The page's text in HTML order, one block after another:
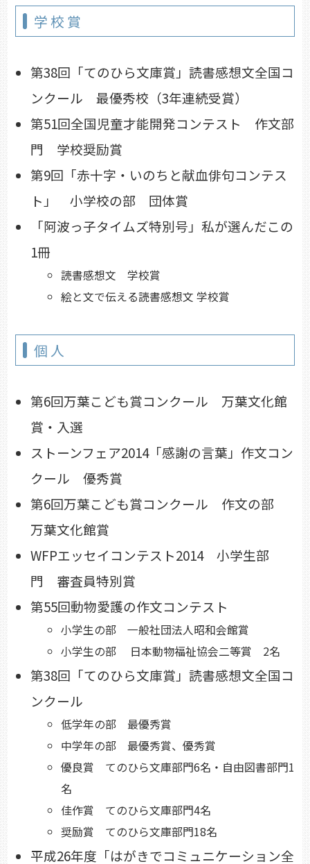
学校賞
第38回「てのひら文庫賞」読書感想文全国コ
ンクール 最優秀校（3年連続受賞）
第51回全国児童才能開発コンテスト 作文部
門 学校奨励賞
第9回「赤十字・いのちと献血俳句コンテス
ト」 小学校の部 団体賞
「阿波っ子タイムズ特別号」私が選んだこの
1冊
読書感想文 学校賞
絵と文で伝える読書感想文 学校賞
個人
第6回万葉こども賞コンクール 万葉文化館
賞・入選
ストーンフェア2014「感謝の言葉」作文コン
クール 優秀賞
第6回万葉こども賞コンクール 作文の部
万葉文化館賞
WFPエッセイコンテスト2014 小学生部
門 審査員特別賞
第55回動物愛護の作文コンテスト
小学生の部 一般社団法人昭和会館賞
小学生の部 日本動物福祉協会二等賞 2名
第38回「てのひら文庫賞」読書感想文全国コ
ンクール
低学年の部 最優秀賞
中学年の部 最優秀賞、優秀賞
優良賞 てのひら文庫部門6名・自由図書部門1
名
佳作賞 てのひら文庫部門4名
奨励賞 てのひら文庫部門18名
平成26年度「はがきでコミュニケーション全